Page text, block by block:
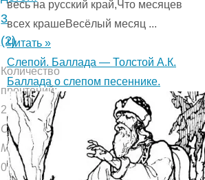
3
(2)
Количество
прочтений:
2392
Опубликовано:
Мишуткой
05.09.2021
весь на русский край,Что месяцев
всех крашеВесёлый месяц ...
Читать »
Слепой. Баллада — Толстой А.К.
Баллада о слепом песеннике.